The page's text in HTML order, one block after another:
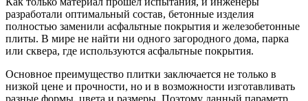
разработали оптимальный состав, бетонные изделия
полностью заменили асфальтные покрытия и железобетонные
плиты. В мире не найти ни одного загородного дома, парка
или сквера, где используются асфальтные покрытия.
Основное преимущество плитки заключается не только в
низкой цене и прочности, но и в возможности изготавливать
разные формы, цвета и размеры. Поэтому данный параметр